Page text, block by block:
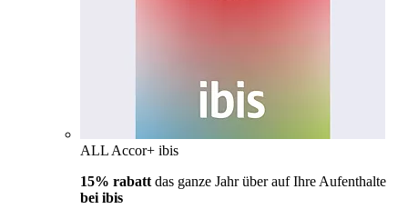
ALL Accor+ ibis
15% rabatt das ganze Jahr über auf Ihre Aufenthalte
bei ibis